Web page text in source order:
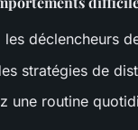
les déclencheurs
stratégies de
une routine